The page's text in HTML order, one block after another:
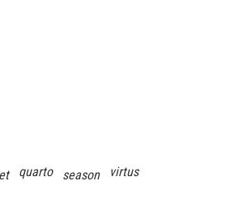
quarto season virtus